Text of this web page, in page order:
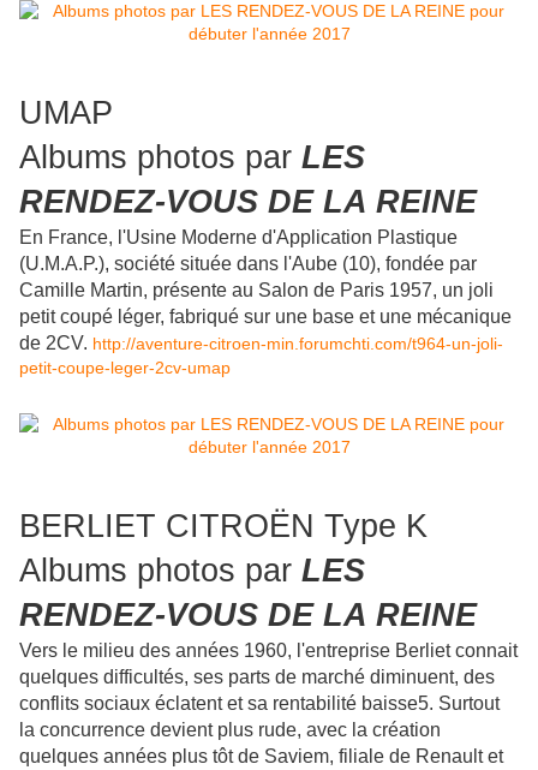
UMAP
Albums photos par LES
RENDEZ-VOUS DE LA REINE
En France, l'Usine Moderne d'Application Plastique
(U.M.A.P.), société située dans l'Aube (10), fondée par
Camille Martin, présente au Salon de Paris 1957, un joli
petit coupé léger, fabriqué sur une base et une mécanique
de 2CV. http://aventure-citroen-min.forumchti.com/t964-un-joli-
petit-coupe-leger-2cv-umap
BERLIET CITROËN Type K
Albums photos par LES
RENDEZ-VOUS DE LA REINE
Vers le milieu des années 1960, l'entreprise Berliet connait
quelques difficultés, ses parts de marché diminuent, des
conflits sociaux éclatent et sa rentabilité baisse5. Surtout
la concurrence devient plus rude, avec la création
quelques années plus tôt de Saviem, filiale de Renault et